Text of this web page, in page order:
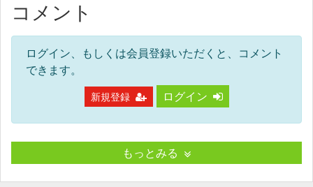
コメント
ログイン、もしくは会員登録いただくと、コメント
できます。
新規登録 ログイン
もっとみる